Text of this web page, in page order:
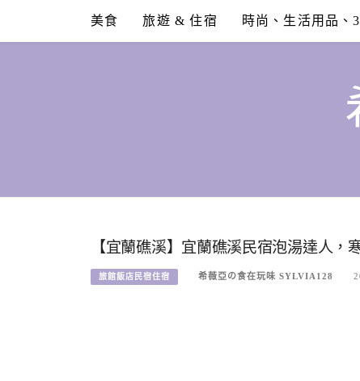
content
美食 旅遊 & 住宿 時尚、生活用品、
【宜蘭礁溪】宜蘭礁溪民宿泡湯達人，
旅館飯店民宿住宿 希薇亞の食在玩味 SYLVIA128